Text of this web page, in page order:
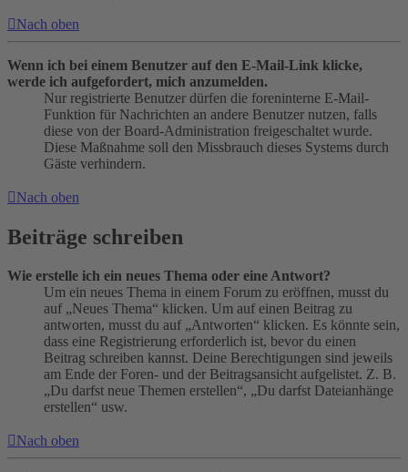
Nach oben
Wenn ich bei einem Benutzer auf den E-Mail-Link klicke,
werde ich aufgefordert, mich anzumelden.
Nur registrierte Benutzer dürfen die foreninterne E-Mail-
Funktion für Nachrichten an andere Benutzer nutzen, falls
diese von der Board-Administration freigeschaltet wurde.
Diese Maßnahme soll den Missbrauch dieses Systems durch
Gäste verhindern.
Nach oben
Beiträge schreiben
Wie erstelle ich ein neues Thema oder eine Antwort?
Um ein neues Thema in einem Forum zu eröffnen, musst du
auf „Neues Thema“ klicken. Um auf einen Beitrag zu
antworten, musst du auf „Antworten“ klicken. Es könnte sein,
dass eine Registrierung erforderlich ist, bevor du einen
Beitrag schreiben kannst. Deine Berechtigungen sind jeweils
am Ende der Foren- und der Beitragsansicht aufgelistet. Z. B.
„Du darfst neue Themen erstellen“, „Du darfst Dateianhänge
erstellen“ usw.
Nach oben